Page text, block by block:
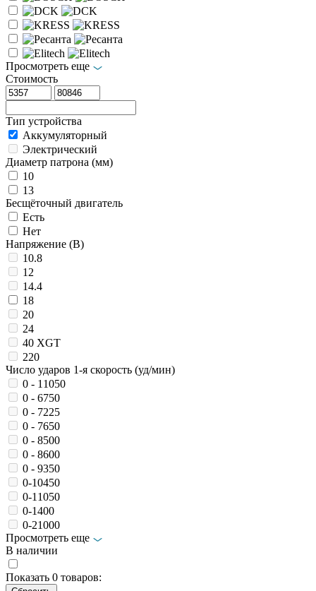
Просмотреть еще
Стоимость
Тип устройства
Аккумуляторный
Электрический
Диаметр патрона (мм)
10
13
Бесщёточный двигатель
Есть
Нет
Напряжение (В)
10.8
12
14.4
18
20
24
40 XGT
220
Число ударов 1-я скорость (уд/мин)
0 - 11050
0 - 6750
0 - 7225
0 - 7650
0 - 8500
0 - 8600
0 - 9350
0-10450
0-11050
0-1400
0-21000
Просмотреть еще
В наличии
Показать 0 товаров: